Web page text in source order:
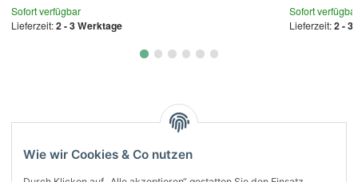
Sofort verfügbar
Lieferzeit:2 - 3 Werktage
Sofort verfügbar
Lieferzeit:2 - 3
Wie wir Cookies & Co nutzen